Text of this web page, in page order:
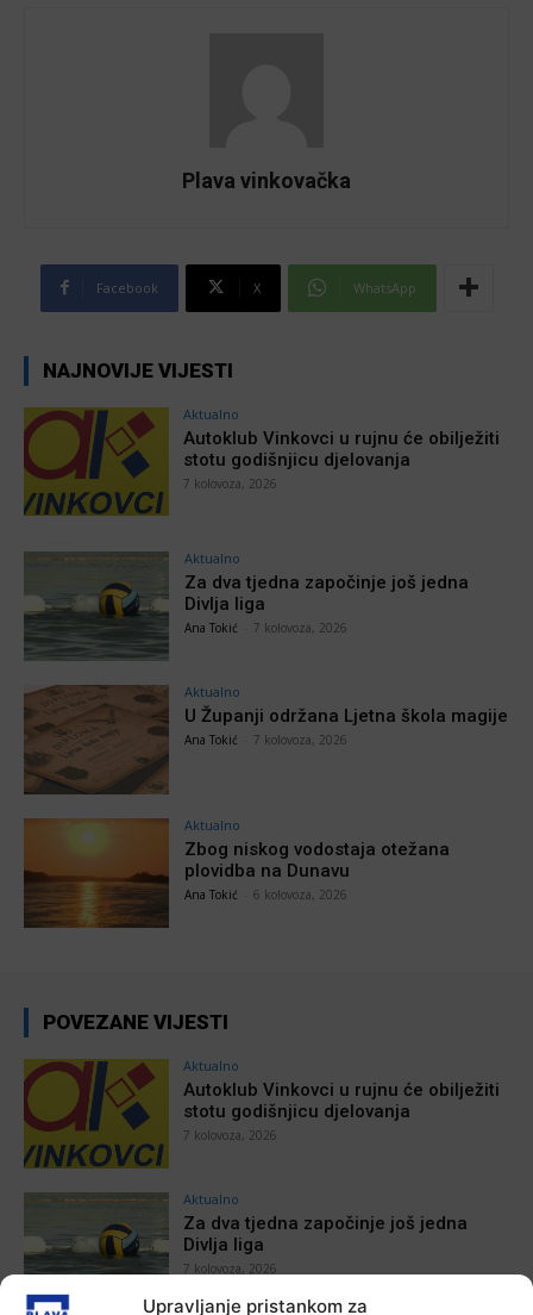
Upravljanje pristankom za
Plava vinkovačka
Facebook X WhatsApp
NAJNOVIJE VIJESTI
Aktualno
Autoklub Vinkovci u rujnu će obilježiti
stotu godišnjicu djelovanja
7 kolovoza, 2026
Aktualno
Za dva tjedna započinje još jedna
Divlja liga
Ana Tokić 7 kolovoza, 2026
Aktualno
U Županji održana Ljetna škola magije
Ana Tokić 7 kolovoza, 2026
Aktualno
Zbog niskog vodostaja otežana
plovidba na Dunavu
Ana Tokić 6 kolovoza, 2026
POVEZANE VIJESTI
Aktualno
Autoklub Vinkovci u rujnu će obilježiti
stotu godišnjicu djelovanja
7 kolovoza, 2026
Aktualno
Za dva tjedna započinje još jedna
Divlja liga
7 kolovoza, 2026